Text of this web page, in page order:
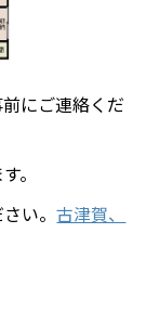
にご連絡くだ
。
い。古津賀、